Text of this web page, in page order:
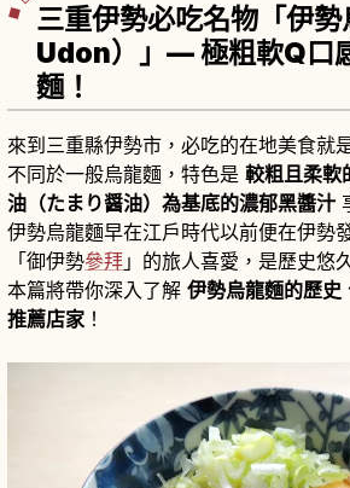
三重伊勢必吃名物「伊
Udon）」— 極粗軟Q口
麵！
來到三重縣伊勢市，必吃的在地美食就
不同於一般烏龍麵，特色是 較粗且柔軟
油（たまり醤油）為基底的濃郁黑醬汁
伊勢烏龍麵早在江戶時代以前便在伊勢
「御伊勢參拜 」的旅人喜愛，是歷史悠
本篇將帶你深入了解 伊勢烏龍麵的歷史
推薦店家 ！